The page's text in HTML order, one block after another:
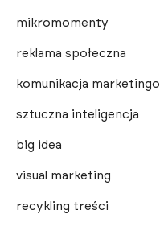
mikromomenty
reklama społeczna
komunikacja
sztuczna inteligencja
big idea
visual marketing
recykling treści